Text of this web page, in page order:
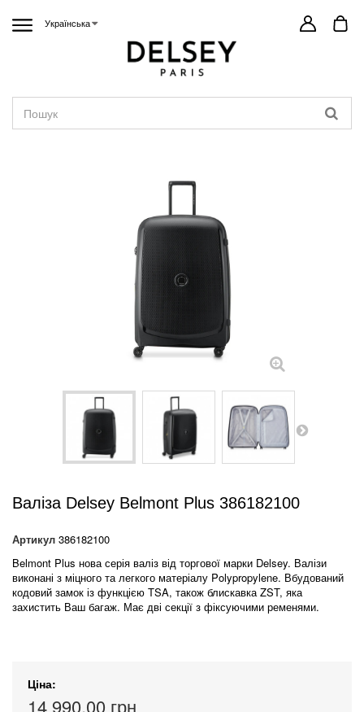
Українська
Валіза Delsey Belmont Plus 386182100
Артикул 386182100
Belmont Plus нова серія валіз від торгової марки Delsey. Валізи
виконані з міцного та легкого матеріалу Polypropylene. Вбудований
кодовий замок із функцією TSA, також блискавка ZST, яка
захистить Ваш багаж. Має дві секції з фіксуючими ременями.
Ціна:
14 990,00 грн